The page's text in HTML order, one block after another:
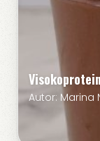
Autor: Marina